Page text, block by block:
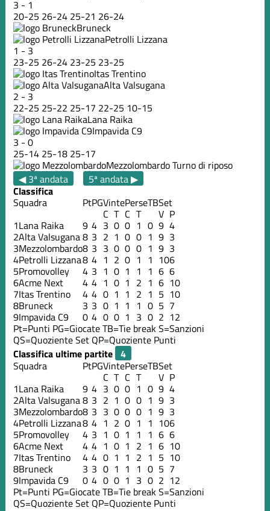
3 - 1
20-25 26-24 25-21 26-24
Bruneck
Petrolli Lizzana
1 - 3
23-25 26-24 23-25 23-25
Itas Trentino
Alta Valsugana
2 - 3
22-25 25-22 25-17 22-25 10-15
Lana Raika
Impavida C9
3 -0
25-14 25-18 25-17
MezzolombardoTurno di riposo
◀ 3ª andata
5ª andata ▶
Classifica
Squadra PtPGVintePerseTBSet
C T C T V P
1Lana Raika 9 4 3 0 0 1 0 9 4
2Alta Valsugana8 3 2 1 0 0 1 9 3
3Mezzolombardo8 3 3 0 0 0 1 9 3
4Petrolli Lizzana8 4 1 2 0 1 1 106
5Promovolley 4 3 1 0 1 1 1 6 6
6Acme Next 4 4 1 0 1 2 1 6 10
7Itas Trentino 4 4 0 1 1 2 1 5 10
8Bruneck 3 3 0 1 1 1 0 5 7
9Impavida C9 0 4 0 0 1 3 0 2 12
Pt=Punti PG=GiocateTB=Tie breakS=Sanzioni
QS=Quoziente Set QP=Quoziente Punti
Classifica ultime partite
Squadra
PtPGVintePerseTBSet
C T C T V P
1Lana Raika 9 4 3 0 0 1 0 9 4
2Alta Valsugana8 3 2 1 0 0 1 9 3
3Mezzolombardo8 3 3 0 0 0 1 9 3
4Petrolli Lizzana8 4 1 2 0 1 1 106
5Promovolley 4 3 1 0 1 1 1 6 6
6Acme Next 4 4 1 0 1 2 1 6 10
7Itas Trentino 4 4 0 1 1 2 1 5 10
8Bruneck 3 3 0 1 1 1 0 5 7
9Impavida C9 0 4 0 0 1 3 0 2 12
Pt=Punti PG=GiocateTB=Tie breakS=Sanzioni
QS=Quoziente Set QP=Quoziente Punti